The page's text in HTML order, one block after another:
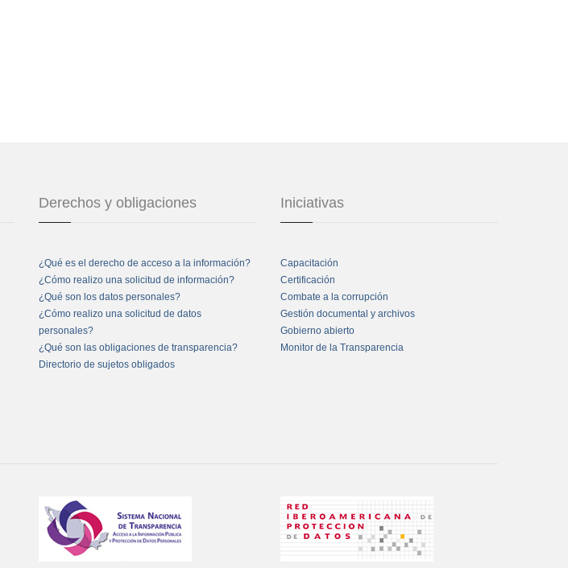
Derechos y obligaciones
¿Qué es el derecho de acceso a la información?
¿Cómo realizo una solicitud de información?
¿Qué son los datos personales?
¿Cómo realizo una solicitud de datos
personales?
¿Qué son las obligaciones de transparencia?
Directorio de sujetos obligados
Iniciativas
Capacitación
Certificación
Combate a la corrupción
Gestión documental y archivos
Gobierno abierto
Monitor de la Transparencia